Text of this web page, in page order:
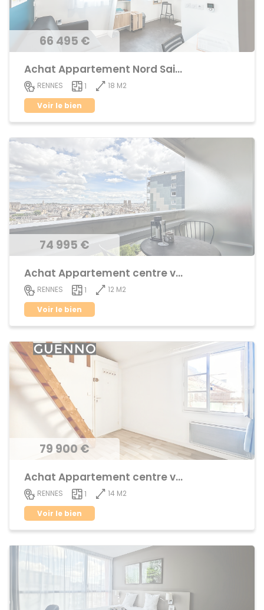
66 495 €
Achat Appartement Nord Saint-Martin
RENNES 1
18 M2
Voir le bien
74 995 €
Achat Appartement centre ville
RENNES 1
12 M2
Voir le bien
79 900 €
Achat Appartement centre ville
RENNES 1
14 M2
Voir le bien